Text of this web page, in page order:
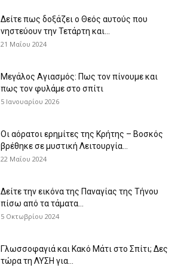
Δείτε πως δοξάζει ο Θεός αυτούς που
νηστεύουν την Τετάρτη και...
21 Μαΐου 2024
Μεγάλος Αγιασμός: Πως τον πίνουμε και
πως τον φυλάμε στο σπίτι
5 Ιανουαρίου 2026
Οι αόρατοι ερημίτες της Κρήτης – Βοσκός
βρέθηκε σε μυστική Λειτουργία...
22 Μαΐου 2024
Δείτε την εικόνα της Παναγίας της Τήνου
πίσω από τα τάματα...
5 Οκτωβρίου 2024
Γλωσσοφαγιά και Κακό Μάτι στο Σπίτι; Δες
τώρα τη ΛΥΣΗ για...